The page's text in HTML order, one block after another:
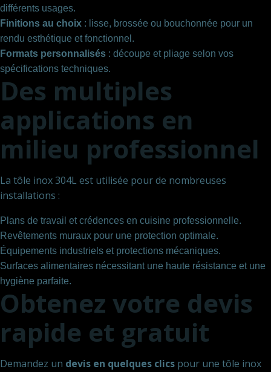
différents usages.
Finitions au choix : lisse, brossée ou bouchonnée pour un
rendu esthétique et fonctionnel.
Formats personnalisés : découpe et pliage selon vos
spécifications techniques.
Des multiples
applications en
milieu professionnel
La tôle inox 304L est utilisée pour de nombreuses
installations :
Plans de travail et crédences en cuisine professionnelle.
Revêtements muraux pour une protection optimale.
Équipements industriels et protections mécaniques.
Surfaces alimentaires nécessitant une haute résistance et une
hygiène parfaite.
Obtenez votre devis
rapide et gratuit
Demandez un devis en quelques clics pour une tôle inox